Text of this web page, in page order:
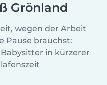
Grönland
wegen der Arbeit
Pause brauchst:
in kürzerer